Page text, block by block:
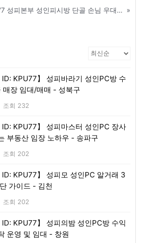
텔레그램ID:KPU77 성피본부 성인피시방 단골 손님 우대 및 VIP 등급 관리 노하우 - 노원구
»
KPU77】 성피바라기 성인PC방 수
매장 임대/매매 - 성북구
조회 232
KPU77】 성피마스터 성인PC 장사
부동산 임장 노하우 - 송파구
조회 202
KPU77】 성피모 성인PC 알거래 3
가이드 - 김천
조회 202
KPU77】 성피의밤 성인PC방 수익
운영 및 임대 - 창원